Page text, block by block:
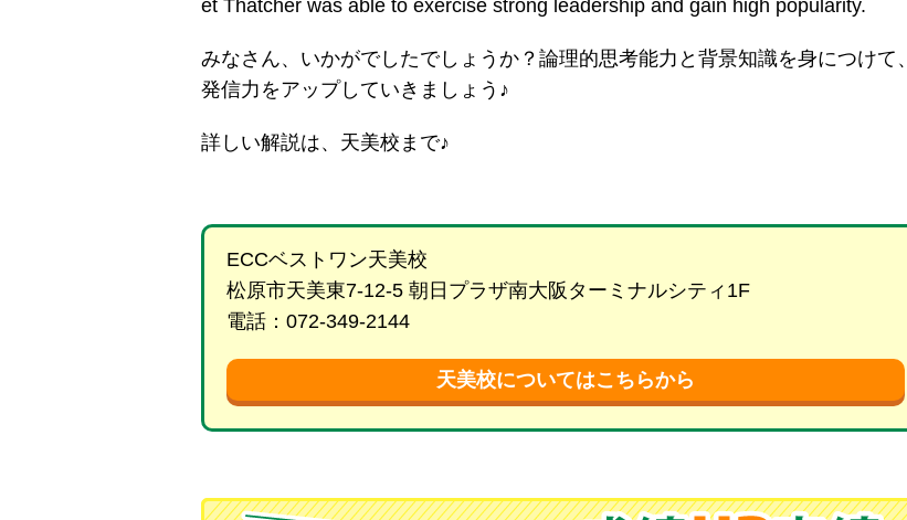
et Thatcher was able to exercise strong leadership and gain high popularity.
みなさん、いかがでしたでしょうか？論理的思考能力と背景知識を身につけて、
発信力をアップしていきましょう♪
詳しい解説は、天美校まで♪
ECCベストワン天美校
松原市天美東7-12-5 朝日プラザ南大阪ターミナルシティ1F
電話：072-349-2144
天美校についてはこちらから